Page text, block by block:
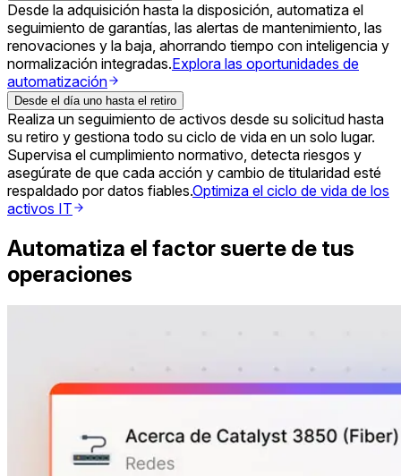
Desde la adquisición hasta la disposición, automatiza el
seguimiento de garantías, las alertas de mantenimiento, las
renovaciones y la baja, ahorrando tiempo con inteligencia y
normalización integradas.Explora las oportunidades de
automatización
Desde el día uno hasta el retiro
Realiza un seguimiento de activos desde su solicitud hasta
su retiro y gestiona todo su ciclo de vida en un solo lugar.
Supervisa el cumplimiento normativo, detecta riesgos y
asegúrate de que cada acción y cambio de titularidad esté
respaldado por datos fiables.Optimiza el ciclo de vida de los
activos IT
Automatiza el factor suerte de tus
operaciones